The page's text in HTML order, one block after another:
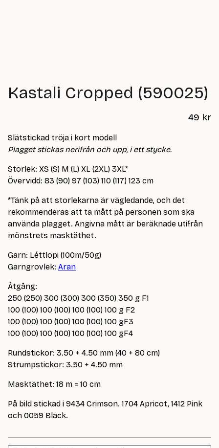
Kastali Cropped (590025)
49 kr
Slätstickad tröja i kort modell
Plagget stickas nerifrån och upp, i ett stycke.
Storlek: XS (S) M (L) XL (2XL) 3XL*
Övervidd: 83 (90) 97 (103) 110 (117) 123 cm
*Tänk på att storlekarna är vägledande, och det
rekommenderas att ta mått på personen som ska
använda plagget. Angivna mått är beräknade utifrån
mönstrets masktäthet.
Garn: Léttlopi (100m/50g)
Garngrovlek: Aran
Åtgång:
250 (250) 300 (300) 300 (350) 350 g F1
100 (100) 100 (100) 100 (100) 100 g F2
100 (100) 100 (100) 100 (100) 100 gF3
100 (100) 100 (100) 100 (100) 100 gF4
Rundstickor: 3.50 + 4.50 mm (40 + 80 cm)
Strumpstickor: 3.50 + 4.50 mm
Masktäthet: 18 m = 10 cm
På bild stickad i 9434 Crimson. 1704 Apricot, 1412 Pink
och 0059 Black.